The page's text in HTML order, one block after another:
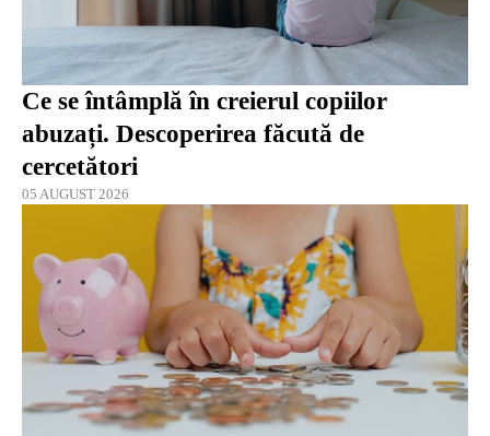
Ce se întâmplă în creierul copiilor
abuzați. Descoperirea făcută de
cercetători
05 AUGUST 2026